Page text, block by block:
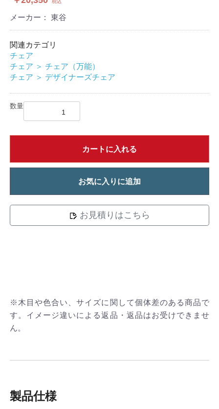
税込
メーカー： 東谷
関連カテゴリ
チェア
チェア ＞ チェア（万能）
チェア ＞ デザイナーズチェア
数量
カートに入れる
お気に入りに追加
お見積りはこちら
※木目や色合い、サイズに関して個体差のある商品で
す。イメージ違いによる返品・返品はお受けできませ
ん。
製品仕様